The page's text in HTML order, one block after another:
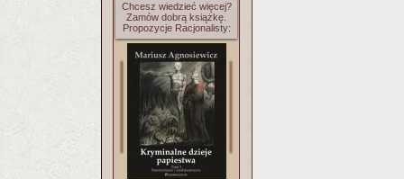
Chcesz wiedzieć więcej?
Zamów dobrą książkę.
Propozycje Racjonalisty: